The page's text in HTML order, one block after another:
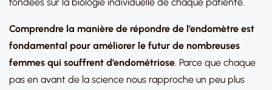
Comprendre la manière de répondre de l’endomètre est
fondamental pour améliorer le futur de nombreuses
femmes qui souffrent d’endométriose. Parce que chaque
pas en avant de la science nous rapproche un peu plus